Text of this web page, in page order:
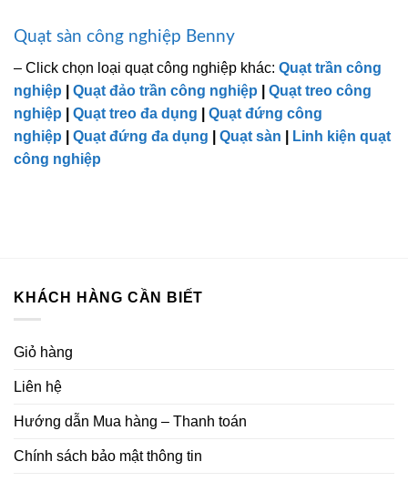
Quạt sàn công nghiệp Benny
– Click chọn loại quạt công nghiệp khác: Quạt trần công
nghiệp
Quạt đảo trần công nghiệp
Quạt treo công
nghiệp
Quạt treo đa dụng
Quạt đứng công
nghiệp
Quạt đứng đa dụng Quạt sàn
Linh kiện quạt
công nghiệp
KHÁCH HÀNG CẦN BIẾT
Giỏ hàng
Liên hệ
Hướng dẫn Mua hàng – Thanh toán
Chính sách bảo mật thông tin